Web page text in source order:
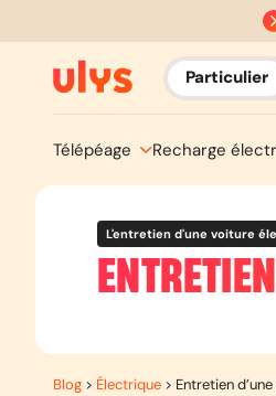
Particulier
Télépéage Recharge
L'entretien d'une voiture
Blog > Électrique > Entretien